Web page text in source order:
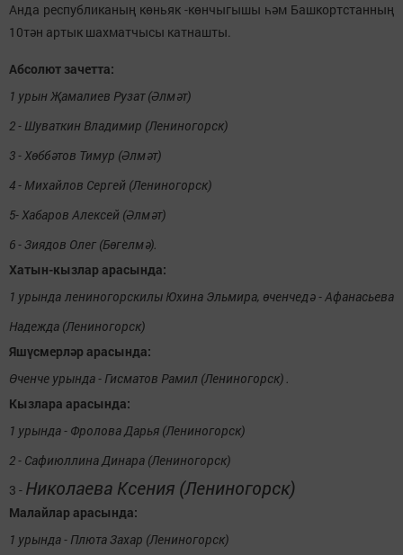
Анда республиканың көньяк -көнчыгышы һәм Башкортстанның
10тән артык шахматчысы катнашты.
Абсолют зачетта:
1 урын Җамалиев Рузат (Әлмәт)
2 - Шуваткин Владимир (Лениногорск)
3 - Хөббәтов Тимур (Әлмәт)
4 - Михайлов Сергей (Лениногорск)
5- Хабаров Алексей (Әлмәт)
6 - Зиядов Олег (Бөгелмә).
Хатын-кызлар арасында:
1 урында лениногорскилы Юхина Эльмира, өченчедә - Афанасьева
Надежда (Лениногорск)
Яшүсмерләр арасында:
Өченче урында - Гисматов Рамил (Лениногорск) .
Кызлара арасында:
1 урында - Фролова Дарья (Лениногорск)
2 - Сафиюллина Динара (Лениногорск)
3 - Николаева Ксения (Лениногорск)
Малайлар арасында:
1 урында - Плюта Захар (Лениногорск)